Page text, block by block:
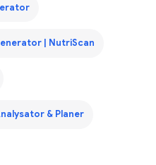
| NutriScan
& Planer